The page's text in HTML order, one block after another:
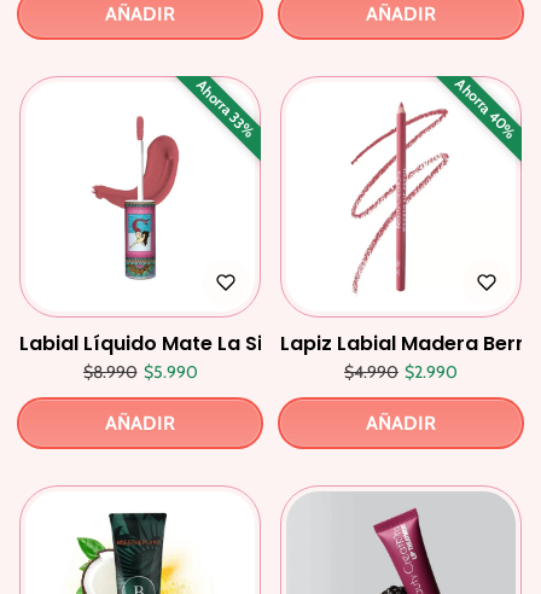
AÑADIR AÑADIR
Ahorra 33%
Labial Líquido Mate La Sirena
Precio regular
$8.990 Precio de oferta
$5.990
AÑADIR
Ahorra 40%
Lapiz Labial Madera Berry
Precio regular
$4.990 Precio de oferta
$2.990
AÑADIR